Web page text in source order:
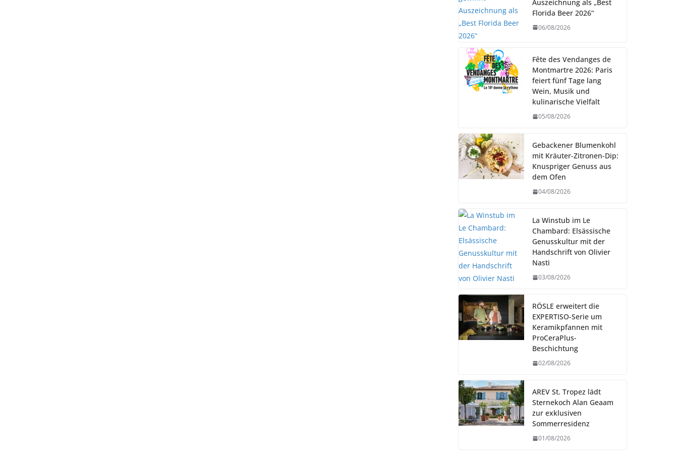
Auszeichnung als „Best
Florida Beer 2026“
06/08/2026
Fête des Vendanges de
Montmartre 2026: Paris
feiert fünf Tage lang
Wein, Musik und
kulinarische Vielfalt
05/08/2026
Gebackener Blumenkohl
mit Kräuter-Zitronen-Dip:
Knuspriger Genuss aus
dem Ofen
04/08/2026
La Winstub im Le
Chambard: Elsässische
Genusskultur mit der
Handschrift von Olivier
Nasti
03/08/2026
RÖSLE erweitert die
EXPERTISO-Serie um
Keramikpfannen mit
ProCeraPlus-
Beschichtung
02/08/2026
AREV St. Tropez lädt
Sternekoch Alan Geaam
zur exklusiven
Sommerresidenz
01/08/2026